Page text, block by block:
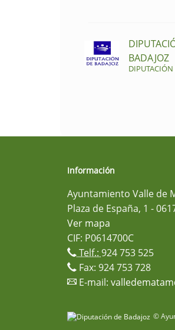
BADAJOZ
Información
Ayuntamiento Valle de
Plaza de España, 1 -
Ver mapa
CIF: P0614700C
Telf.:924 753 525
Fax: 924 753 728
E-mail:
©